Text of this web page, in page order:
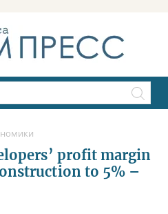
profit margin
to 5% –